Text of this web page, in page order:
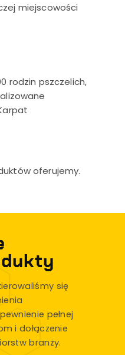
miejscowości
rodzin pszczelich,
oferujemy.
się
pełnej
i dołączenie
branży.